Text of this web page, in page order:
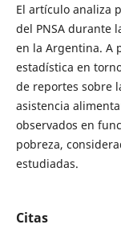
El artículo analiza
del PNSA durante
en la Argentina. A
estadística en
de reportes sobre
asistencia
observados en
pobreza,
estudiadas.
Citas